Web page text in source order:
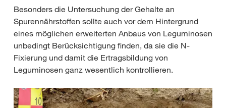
Besonders die Untersuchung der Gehalte an
Spurennährstoffen sollte auch vor dem Hintergrund
eines möglichen erweiterten Anbaus von Leguminosen
unbedingt Berücksichtigung finden, da sie die N-
Fixierung und damit die Ertragsbildung von
Leguminosen ganz wesentlich kontrollieren.